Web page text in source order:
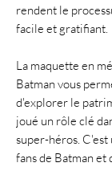
rendent le
facile et gratifiant.
La maquette en
Batman vous
d'explorer le
joué un rôle clé
super-héros. C'est
fans de Batman et